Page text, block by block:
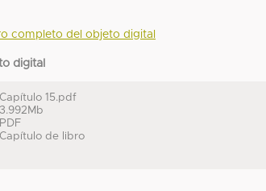
completo del objeto digital
digital
Capítulo 15.pdf
3.992Mb
PDF
Capítulo de libro